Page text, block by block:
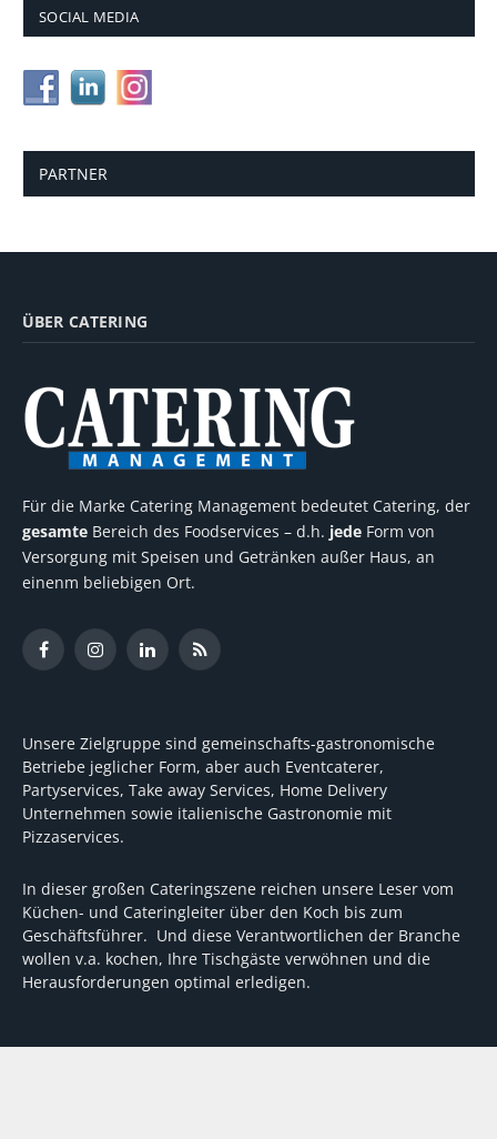
SOCIAL MEDIA
PARTNER
ÜBER CATERING
Für die Marke Catering Management bedeutet Catering, der
gesamte Bereich des Foodservices – d.h. jede Form von
Versorgung mit Speisen und Getränken außer Haus, an
einenm beliebigen Ort.
FacebookInstagramLinkedInRSS
Unsere Zielgruppe sind gemeinschafts-gastronomische
Betriebe jeglicher Form, aber auch Eventcaterer,
Partyservices, Take away Services, Home Delivery
Unternehmen sowie italienische Gastronomie mit
Pizzaservices.
In dieser großen Cateringszene reichen unsere Leser vom
Küchen- und Cateringleiter über den Koch bis zum
Geschäftsführer. Und diese Verantwortlichen der Branche
wollen v.a. kochen, Ihre Tischgäste verwöhnen und die
Herausforderungen optimal erledigen.